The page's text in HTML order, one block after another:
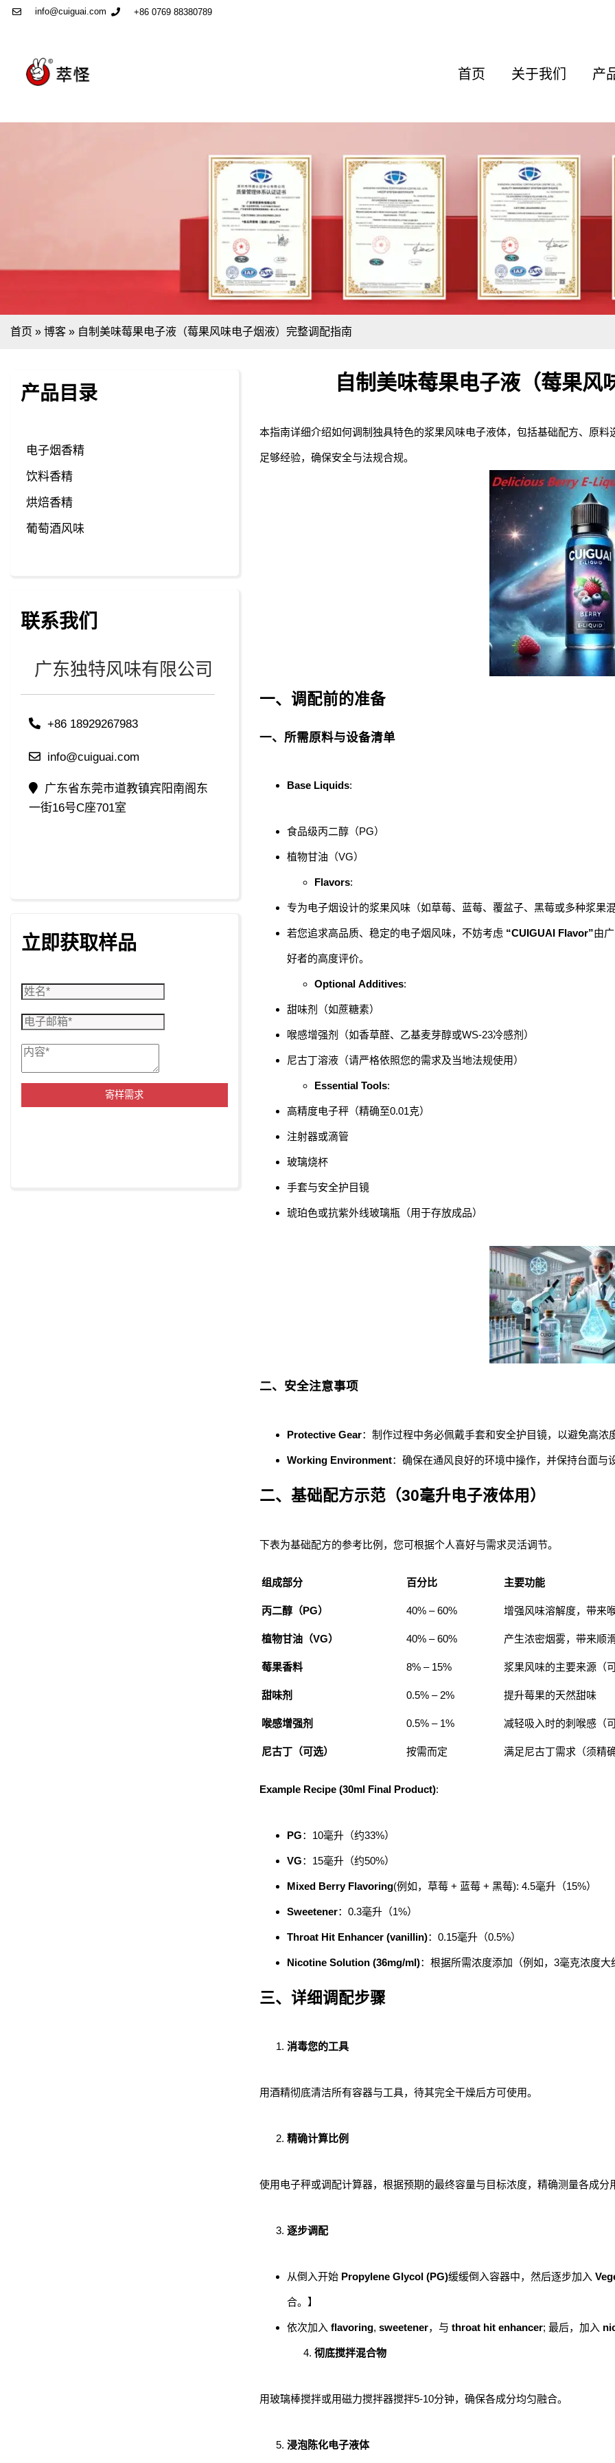
info@cuiguai.com +86 0769 88380789
首页 关于我们 产
首页 » 博客 » 自制美味莓果电子液（莓果风味电子烟液）完整调配指南
产品目录
电子烟香精
饮料香精
烘焙香精
葡萄酒风味
联系我们
广东独特风味有限公司
+86 18929267983
info@cuiguai.com
广东省东莞市道教镇宾阳南阁东
一街16号C座701室
立即获取样品
寄样需求
自制美味莓果电子液（莓果风
本指南详细介绍如何调制独具特色的浆果风味电子液体，包括基础配方、原
足够经验，确保安全与法规合规。
一、调配前的准备
一、所需原料与设备清单
Base Liquids:
食品级丙二醇（PG）
植物甘油（VG）
Flavors:
专为电子烟设计的浆果风味（如草莓、蓝莓、覆盆子、黑莓或多种浆果
若您追求高品质、稳定的电子烟风味，不妨考虑 “CUIGUAI Flavor”由
好者的高度评价。
Optional Additives:
甜味剂（如蔗糖素）
喉感增强剂（如香草醛、乙基麦芽醇或WS-23冷感剂）
尼古丁溶液（请严格依照您的需求及当地法规使用）
Essential Tools:
高精度电子秤（精确至0.01克）
注射器或滴管
玻璃烧杯
手套与安全护目镜
琥珀色或抗紫外线玻璃瓶（用于存放成品）
二、安全注意事项
Protective Gear：制作过程中务必佩戴手套和安全护目镜，以避免高浓
Working Environment：确保在通风良好的环境中操作，并保持台面与
二、基础配方示范（30毫升电子液体用）
下表为基础配方的参考比例，您可根据个人喜好与需求灵活调节。
组成部分 百分比 主要功能
丙二醇（PG） 40% – 60% 增强风味溶解度，带来
植物甘油（VG） 40% – 60% 产生浓密烟雾，带来顺
莓果香料 8% – 15% 浆果风味的主要来源（
甜味剂 0.5% – 2% 提升莓果的天然甜味
喉感增强剂 0.5% – 1% 减轻吸入时的刺喉感（
尼古丁（可选） 按需而定 满足尼古丁需求（须精
Example Recipe (30ml Final Product):
PG：10毫升（约33%）
VG：15毫升（约50%）
Mixed Berry Flavoring(例如，草莓 + 蓝莓 + 黑莓): 4.5毫升（15%）
Sweetener：0.3毫升（1%）
Throat Hit Enhancer (vanillin)：0.15毫升（0.5%）
Nicotine Solution (36mg/ml)：根据所需浓度添加（例如，3毫克浓度
三、详细调配步骤
消毒您的工具
用酒精彻底清洁所有容器与工具，待其完全干燥后方可使用。
精确计算比例
使用电子秤或调配计算器，根据预期的最终容量与目标浓度，精确测量各成分
逐步调配
从倒入开始 Propylene Glycol (PG)缓缓倒入容器中，然后逐步加入
合。】
依次加入 flavoring, sweetener，与 throat hit enhancer; 最后，加入
彻底搅拌混合物
用玻璃棒搅拌或用磁力搅拌器搅拌5-10分钟，确保各成分均匀融合。
浸泡陈化电子液体